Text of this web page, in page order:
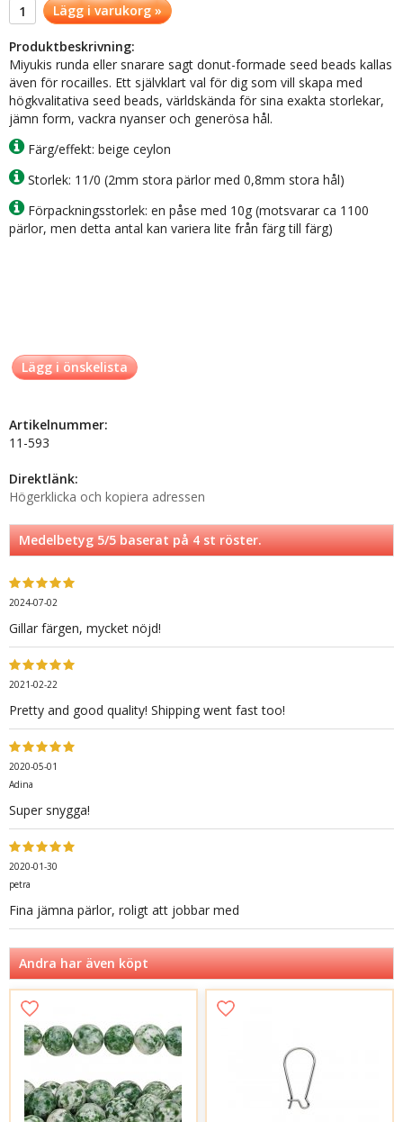
Lägg i varukorg »
Produktbeskrivning:
Miyukis runda eller snarare sagt donut-formade seed beads kallas
även för rocailles. Ett självklart val för dig som vill skapa med
högkvalitativa seed beads, världskända för sina exakta storlekar,
jämn form, vackra nyanser och generösa hål.
Färg/effekt: beige ceylon
Storlek: 11/0 (2mm stora pärlor med 0,8mm stora hål)
Förpackningsstorlek: en påse med 10g (motsvarar ca 1100
pärlor, men detta antal kan variera lite från färg till färg)
Lägg i önskelista
Artikelnummer:
11-593
Direktlänk:
Högerklicka och kopiera adressen
Medelbetyg5/5 baserat på4st röster.
2024-07-02
Gillar färgen, mycket nöjd!
2021-02-22
Pretty and good quality! Shipping went fast too!
2020-05-01
Adina
Super snygga!
2020-01-30
petra
Fina jämna pärlor, roligt att jobbar med
Andra har även köpt